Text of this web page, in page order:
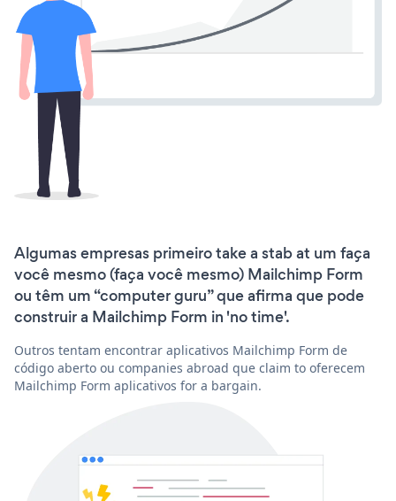
Algumas empresas primeiro take a stab at um faça
você mesmo (faça você mesmo) Mailchimp Form
ou têm um “computer guru” que afirma que pode
construir a Mailchimp Form in 'no time'.
Outros tentam encontrar aplicativos Mailchimp Form de
código aberto ou companies abroad que claim to oferecem
Mailchimp Form aplicativos for a bargain.